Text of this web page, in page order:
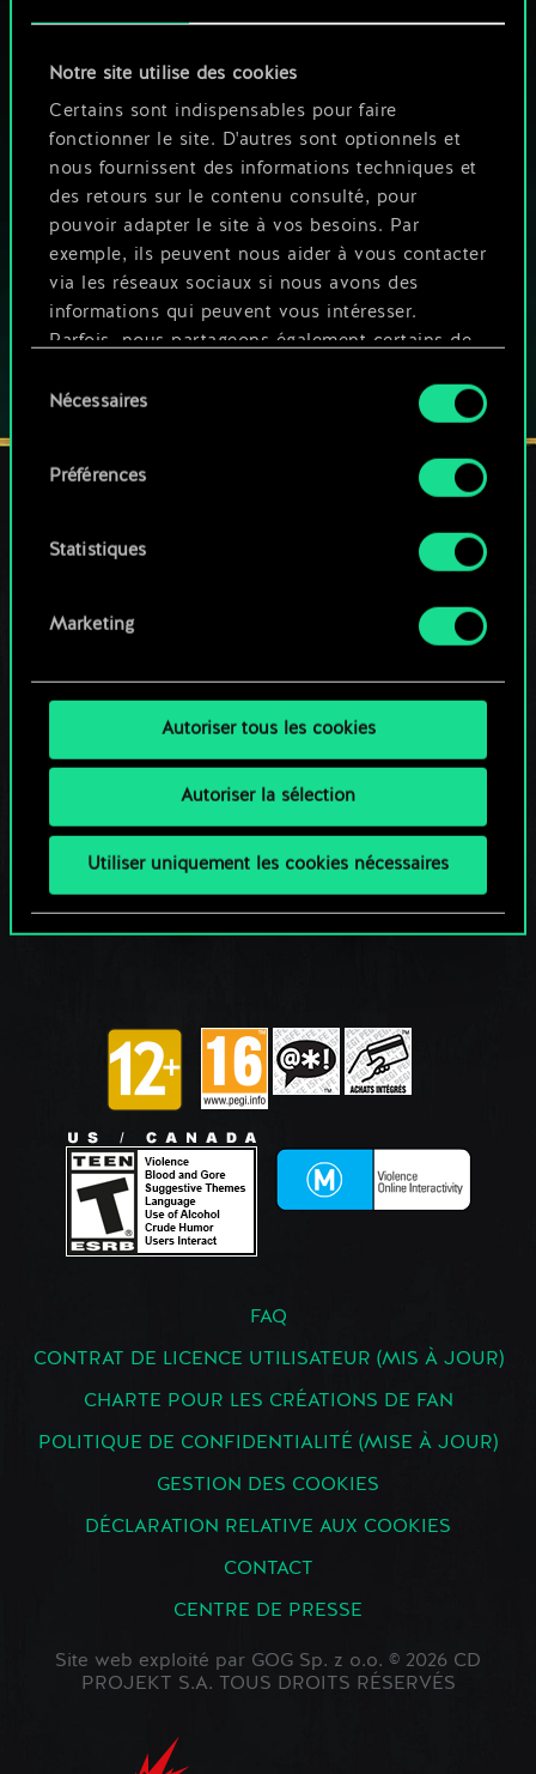
Notre site utilise des cookies
Certains sont indispensables pour faire
fonctionner le site. D'autres sont optionnels et
nous fournissent des informations techniques et
des retours sur le contenu consulté, pour
pouvoir adapter le site à vos besoins. Par
exemple, ils peuvent nous aider à vous contacter
via les réseaux sociaux si nous avons des
informations qui peuvent vous intéresser.
Parfois, nous partageons également certains de
ces cookies optionnels ne seront appliqués
Vous pouvez consulter tous les détails sur notre
préférences dans le menu "Paramètres" ci-
duNécessaires
Préférences
Statistiques
Marketing
Autoriser tous les cookies
Autoriser la sélection
Utiliser uniquement les cookies nécessaires
UNE PETITE PARTIE DE GWENT ?
JOUEZ GRATUITEMENT
SUR PC
Ce jeu propose des achats intégrés
JOUEZ AUSSI SUR :
RESTEZ CONNECTÉ(E)
FAQ
CONTRAT DE LICENCE UTILISATEUR (MIS À JOUR)
CHARTE POUR LES CRÉATIONS DE FAN
POLITIQUE DE CONFIDENTIALITÉ (MISE À JOUR)
GESTION DES COOKIES
DÉCLARATION RELATIVE AUX COOKIES
CONTACT
CENTRE DE PRESSE
Site web exploité par GOG Sp. z o.o. © 2026 CD
PROJEKT S.A. TOUS DROITS RÉSERVÉS